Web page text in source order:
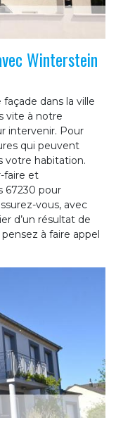
Winterstein
dans la ville
vite à notre
intervenir. Pour
qui peuvent
votre habitation.
faire et
67230 pour
vous, avec
d’un résultat de
à faire appel